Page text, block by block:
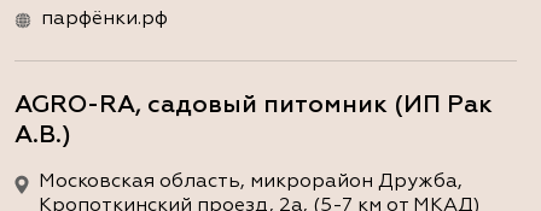
парфёнки.рф
AGRO-RA, садовый питомник (ИП Рак
А.В.)
Московская область, микрорайон Дружба,
Кропоткинский проезд, 2а, (5-7 км от МКАД)